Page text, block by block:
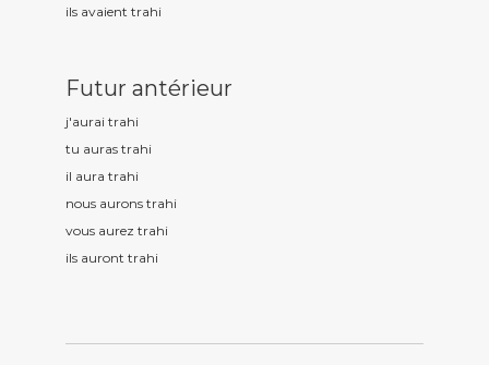
ils avaient trahi
Futur antérieur
j'aurai trahi
tu auras trahi
il aura trahi
nous aurons trahi
vous aurez trahi
ils auront trahi